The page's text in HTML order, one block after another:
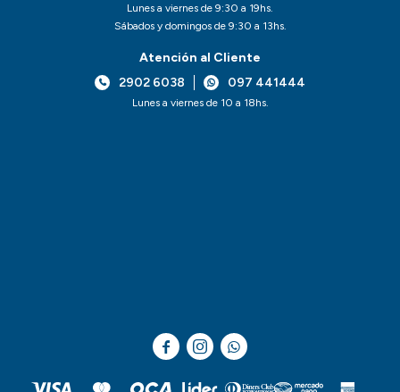
Lunes a viernes de 9:30 a 19hs.
Sábados y domingos de 9:30 a 13hs.
Atención al Cliente
2902 6038
097 441444
Lunes a viernes de 10 a 18hs.
  